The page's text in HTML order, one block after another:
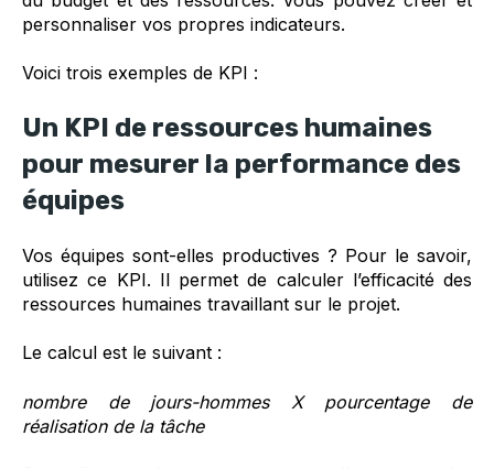
personnaliser vos propres indicateurs.
Voici trois exemples de KPI :
Un KPI de ressources humaines
pour mesurer la performance des
équipes
Vos équipes sont-elles productives ? Pour le savoir,
utilisez ce KPI. Il permet de calculer l’efficacité des
ressources humaines travaillant sur le projet.
Le calcul est le suivant :
nombre de jours-hommes X pourcentage de
réalisation de la tâche